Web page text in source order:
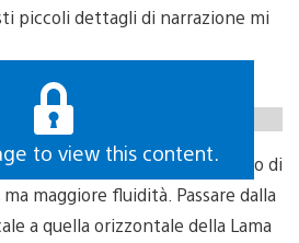
piccoli dettagli di narrazione mi
to view this content.
offrono un senso di
maggiore fluidità. Passare dalla
a quella orizzontale della Lama